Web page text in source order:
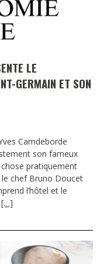
LE
GERMAIN ET SON
Camdeborde
son fameux
pratiquement
le chef Bruno Doucet
l’hôtel et le
[…]